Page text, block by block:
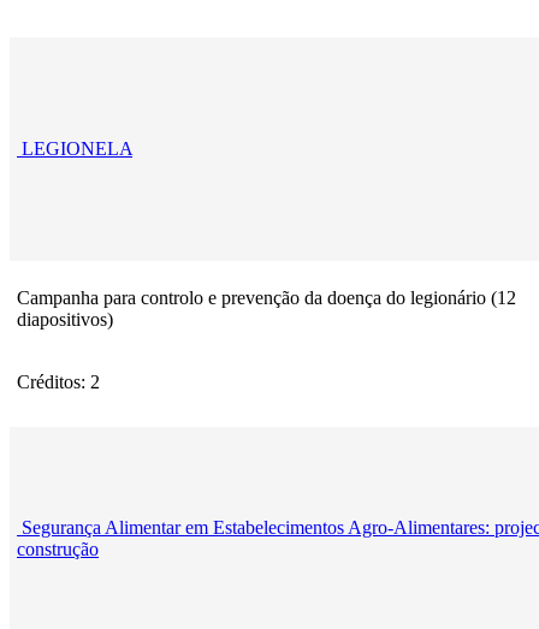
LEGIONELA
Campanha para controlo e prevenção da doença do legionário (12
diapositivos)
Créditos: 2
Segurança Alimentar em Estabelecimentos Agro-Alimentares:
construção